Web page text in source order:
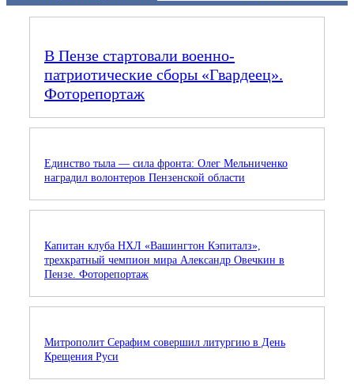
В Пензе стартовали военно-
патриотические сборы «Гвардеец».
Фоторепортаж
Единство тыла — сила фронта: Олег Мельниченко
наградил волонтеров Пензенской области
Капитан клуба НХЛ «Вашингтон Кэпиталз»,
трехкратный чемпион мира Александр Овечкин в
Пензе. Фоторепортаж
Митрополит Серафим совершил литургию в День
Крещения Руси